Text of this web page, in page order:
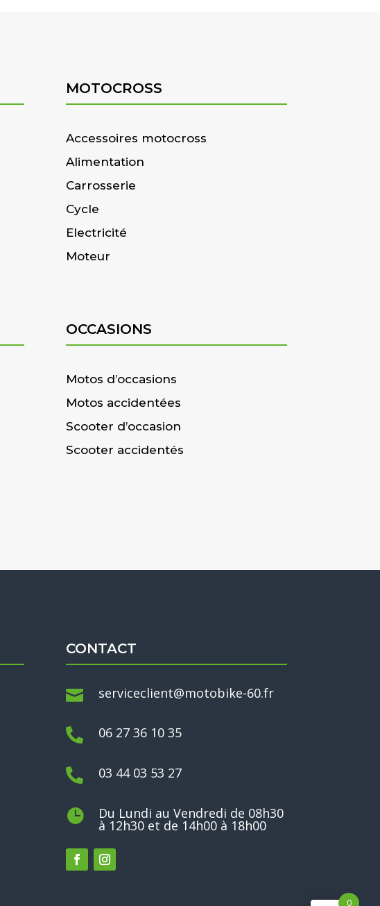
MOTOCROSS
Accessoires motocross
Alimentation
Carrosserie
Cycle
Electricité
Moteur
OCCASIONS
Motos d’occasions
Motos accidentées
Scooter d’occasion
Scooter accidentés
CONTACT
 serviceclient@motobike-60.fr
 06 27 36 10 35
 03 44 03 53 27
 Du Lundi au Vendredi de 08h30
à 12h30 et de 14h00 à 18h00
0